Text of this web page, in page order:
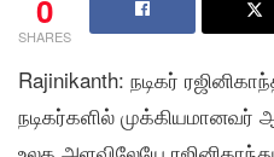
0
SHARES
Rajinikanth: நடிகர்
நடிகர்களில் முக்கியமானவர்